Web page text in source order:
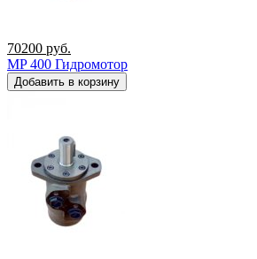
70200 руб.
MP 400 Гидромотор
Добавить в корзину